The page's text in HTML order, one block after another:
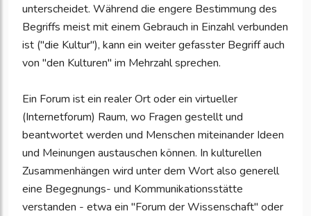
unterscheidet. Während die engere Bestimmung des
Begriffs meist mit einem Gebrauch in Einzahl verbunden
ist ("die Kultur"), kann ein weiter gefasster Begriff auch
von "den Kulturen" im Mehrzahl sprechen.
Ein Forum ist ein realer Ort oder ein virtueller
(Internetforum) Raum, wo Fragen gestellt und
beantwortet werden und Menschen miteinander Ideen
und Meinungen austauschen können. In kulturellen
Zusammenhängen wird unter dem Wort also generell
eine Begegnungs- und Kommunikationsstätte
verstanden - etwa ein "Forum der Wissenschaft" oder